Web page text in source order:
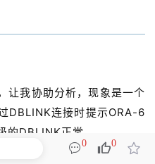
让我协助分析，现象是一个
DBLINK连接时提示ORA-6
DBLINK正常。
0 0